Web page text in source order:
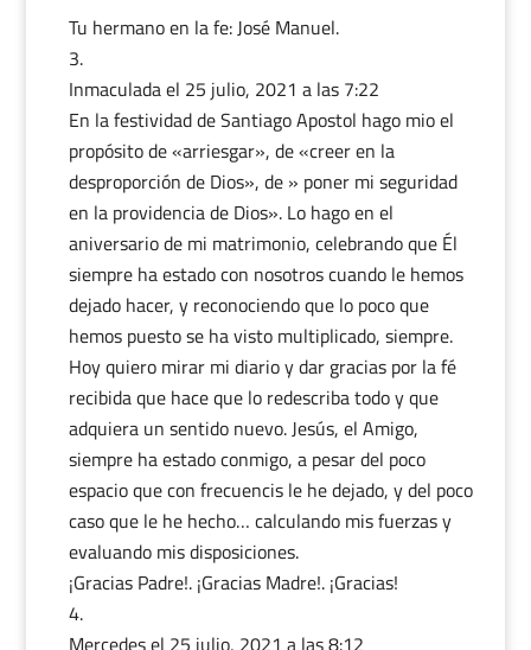
Tu hermano en la fe: José Manuel.
Inmaculadael 25 julio, 2021 a las 7:22
En la festividad de Santiago Apostol hago mio el
propósito de «arriesgar», de «creer en la
desproporción de Dios», de » poner mi seguridad
en la providencia de Dios». Lo hago en el
aniversario de mi matrimonio, celebrando que Él
siempre ha estado con nosotros cuando le hemos
dejado hacer, y reconociendo que lo poco que
hemos puesto se ha visto multiplicado, siempre.
Hoy quiero mirar mi diario y dar gracias por la fé
recibida que hace que lo redescriba todo y que
adquiera un sentido nuevo. Jesús, el Amigo,
siempre ha estado conmigo, a pesar del poco
espacio que con frecuencis le he dejado, y del poco
caso que le he hecho… calculando mis fuerzas y
evaluando mis disposiciones.
¡Gracias Padre!. ¡Gracias Madre!. ¡Gracias!
Mercedesel 25 julio, 2021 a las 8:12